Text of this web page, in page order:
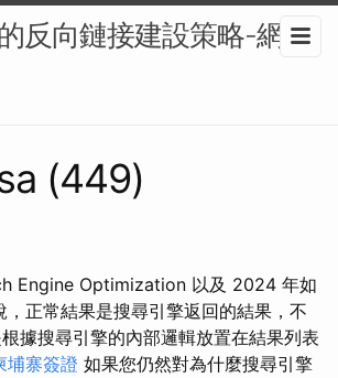
反向鏈接建設策略-網路
(449)
Engine Optimization 以及 2024 年如
正常結果是搜尋引擎返回的結果，不
據搜尋引擎的內部邏輯放置在結果列表
埔寨簽證 如果您仍然對為什麼搜尋引擎